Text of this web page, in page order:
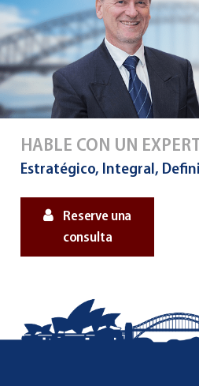
HABLE CON UN
Estratégico, Integral,
Reserve una
consulta